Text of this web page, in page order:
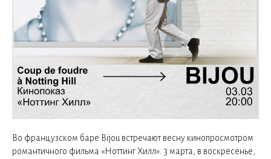
Во французском баре Bijou встречают весну кинопросмотром
романтичного фильма «Ноттинг Хилл». 3 марта, в воскресенье,